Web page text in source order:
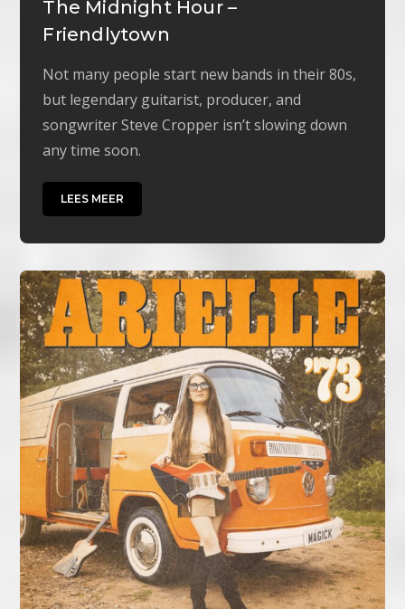
The Midnight Hour –
Friendlytown
Not many people start new bands in their 80s,
but legendary guitarist, producer, and
songwriter Steve Cropper isn’t slowing down
any time soon.
LEES MEER